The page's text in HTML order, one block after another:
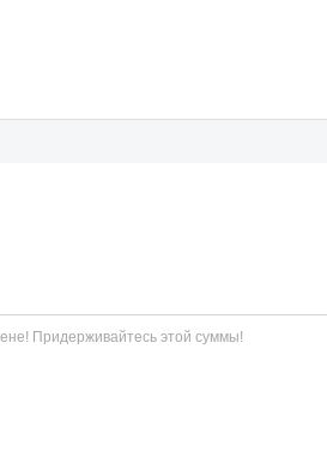
Придерживайтесь этой суммы!